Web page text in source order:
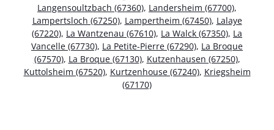
Langensoultzbach (67360), Landersheim (67700),
Lampertsloch (67250), Lampertheim (67450), Lalaye
(67220), La Wantzenau (67610), La Walck (67350), La
Vancelle (67730), La Petite-Pierre (67290), La Broque
(67570), La Broque (67130), Kutzenhausen (67250),
Kuttolsheim (67520), Kurtzenhouse (67240), Kriegsheim
(67170)